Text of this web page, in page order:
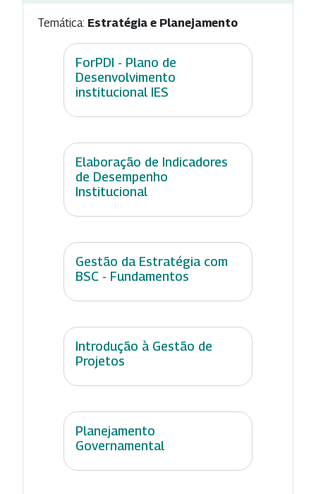
Temática: Estratégia e Planejamento
ForPDI - Plano de
Desenvolvimento
institucional IES
Elaboração de Indicadores
de Desempenho
Institucional
Gestão da Estratégia com
BSC - Fundamentos
Introdução à Gestão de
Projetos
Planejamento
Governamental